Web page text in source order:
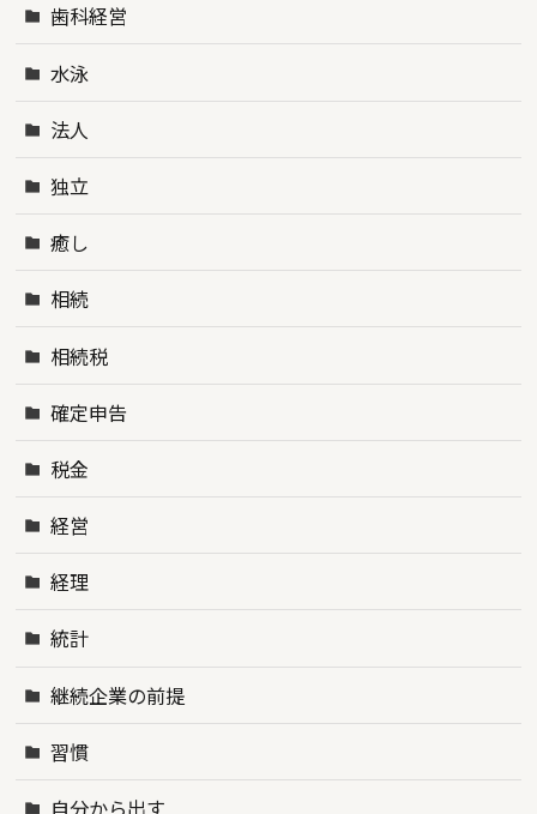
歯科経営
水泳
法人
独立
癒し
相続
相続税
確定申告
税金
経営
経理
統計
継続企業の前提
習慣
自分から出す